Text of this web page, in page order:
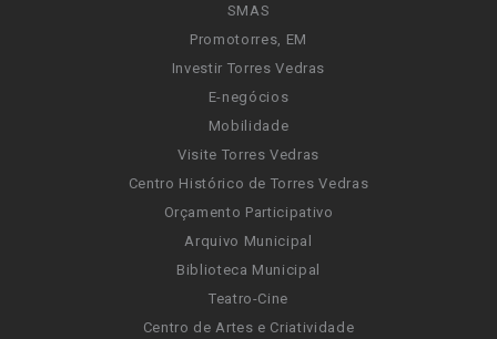
SMAS
Promotorres, EM
Investir Torres Vedras
E-negócios
Mobilidade
Visite Torres Vedras
Centro Histórico de Torres Vedras
Orçamento Participativo
Arquivo Municipal
Biblioteca Municipal
Teatro-Cine
Centro de Artes e Criatividade